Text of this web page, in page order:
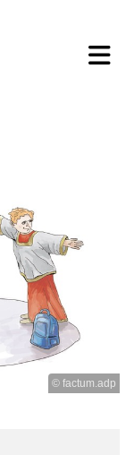
© factum.adp